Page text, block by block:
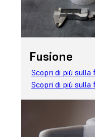
Fusione
Scopri di più sulla
Scopri di più sulla